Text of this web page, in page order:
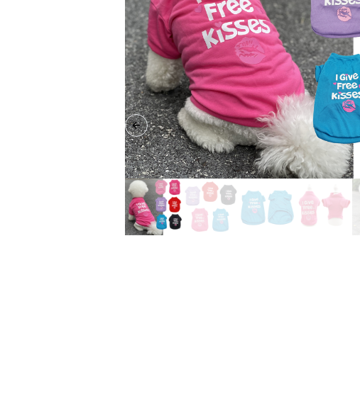
Previous slide